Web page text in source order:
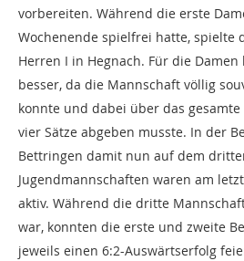
vorbereiten. Während die erste
Wochenende spielfrei hatte, spielte
Herren I in Hegnach. Für die
besser, da die Mannschaft völlig
konnte und dabei über das
vier Sätze abgeben musste. In der
Bettringen damit nun auf dem
Jugendmannschaften waren am
aktiv. Während die dritte
war, konnten die erste und zweite
jeweils einen 6:2-Auswärtserfolg